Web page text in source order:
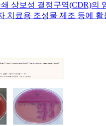
상보성 결정구역(CDR)의
치료용 조성물 제조 등에 활